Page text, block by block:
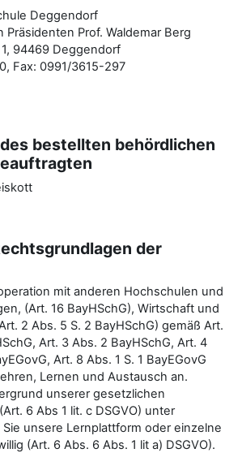
Deggendorf
Prof. Waldemar Berg
94469 Deggendorf
Fax: 0991/3615-297
bestellten behördlichen
der
mit anderen Hochschulen und
(Art. 16 BayHSchG), Wirtschaft und
2 Abs. 5 S. 2 BayHSchG) gemäß Art.
Art. 3 Abs. 2 BayHSchG, Art. 4
Art. 8 Abs. 1 S. 1 BayEGovG
Lernen und Austausch an.
unserer gesetzlichen
6 Abs 1 lit. c DSGVO) unter
unsere Lernplattform oder einzelne
(Art. 6 Abs. 6 Abs. 1 lit a) DSGVO).